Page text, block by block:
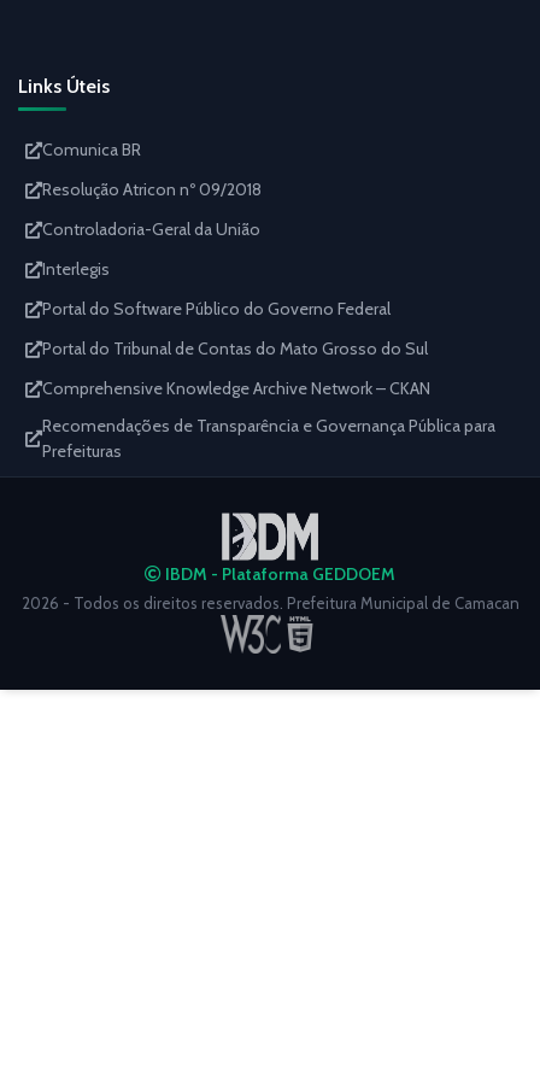
Links Úteis
Comunica BR
Resolução Atricon nº 09/2018
Controladoria-Geral da União
Interlegis
Portal do Software Público do Governo Federal
Portal do Tribunal de Contas do Mato Grosso do Sul
Comprehensive Knowledge Archive Network – CKAN
Recomendações de Transparência e Governança Pública para
Prefeituras
IBDM - Plataforma GEDDOEM
2026 - Todos os direitos reservados. Prefeitura Municipal de Camacan